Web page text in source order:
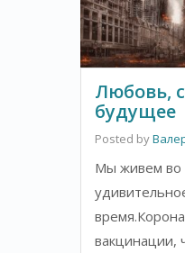
Любовь,
будущее
Posted by
Мы живем во
вакцинации,